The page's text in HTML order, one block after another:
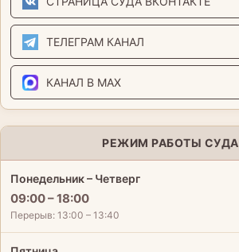
ТЕЛЕГРАМ КАНАЛ
КАНАЛ В MAX
РЕЖИМ РАБОТЫ СУДА
Понедельник – Четверг
09:00 – 18:00
Перерыв: 13:00 – 13:40